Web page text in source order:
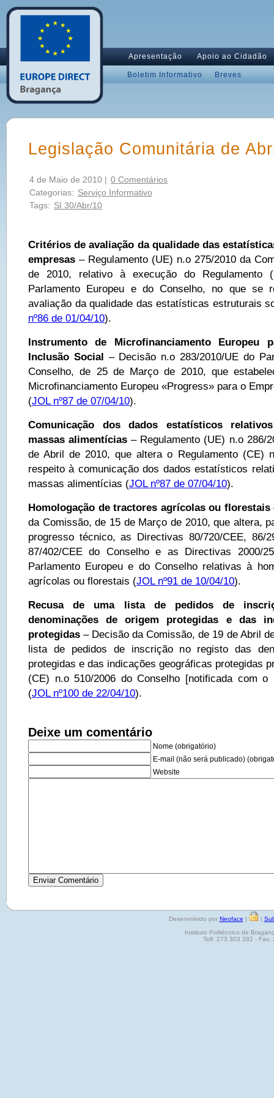
Apresentação Apoio ao Cidadão
Boletim Informativo Breves
Legislação Comunitária de
4 de Maio de 2010 | 0 Comentários
Categorias: Serviço Informativo
Tags: SI 30/Abr/10
Critérios de avaliação da qualidade das
empresas – Regulamento (UE) n.o 275/2010 da
de 2010, relativo à execução do Regulamento
Parlamento Europeu e do Conselho, no que se
avaliação da qualidade das estatísticas estruturais
nº86 de 01/04/10).
Instrumento de Microfinanciamento Europeu
Inclusão Social – Decisão n.o 283/2010/UE do
Conselho, de 25 de Março de 2010, que
Microfinanciamento Europeu «Progress» para o
(JOL nº87 de 07/04/10).
Comunicação dos dados estatísticos
massas alimentícias – Regulamento (UE) n.o 286/
de Abril de 2010, que altera o Regulamento (CE)
respeito à comunicação dos dados estatísticos
massas alimentícias (JOL nº87 de 07/04/10).
Homologação de tractores agrícolas ou florestais
da Comissão, de 15 de Março de 2010, que altera,
progresso técnico, as Directivas 80/720/CEE, 86/
87/402/CEE do Conselho e as Directivas 2000/
Parlamento Europeu e do Conselho relativas à
agrícolas ou florestais (JOL nº91 de 10/04/10).
Recusa de uma lista de pedidos de
denominações de origem protegidas e das
protegidas – Decisão da Comissão, de 19 de Abril
lista de pedidos de inscrição no registo das
protegidas e das indicações geográficas protegidas
(CE) n.o 510/2006 do Conselho [notificada com o
(JOL nº100 de 22/04/10).
Deixe um comentário
Nome (obrigatório)
E-mail (não será publicado)
Website
Desenvolvido por Neoface | |
Instituto Politécnico de
Telf: 273 303 282 - Fax: